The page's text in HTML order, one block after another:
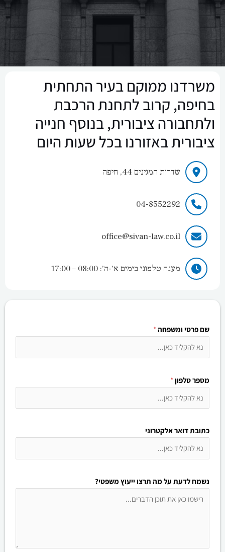
משרדנו ממוקם בעיר התחתית
בחיפה, קרוב לתחנת הרכבת
ולתחבורה ציבורית, בנוסף חנייה
ציבורית באזורנו בכל שעות היום
שדרות המגינים 44, חיפה
04-8552292
office@sivan-law.co.il
מענה טלפוני בימים א’-ה’: 08:00 – 17:00
שם פרטי ומשפחה *
מספר טלפון *
כתובת דואר אלקטרוני
נשמח לדעת על מה תרצו ייעוץ משפטי?